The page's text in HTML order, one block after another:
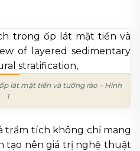
lát mặt tiền và tường rào – Hình
1
tích không chỉ mang
tạo nên giá trị nghệ thuật